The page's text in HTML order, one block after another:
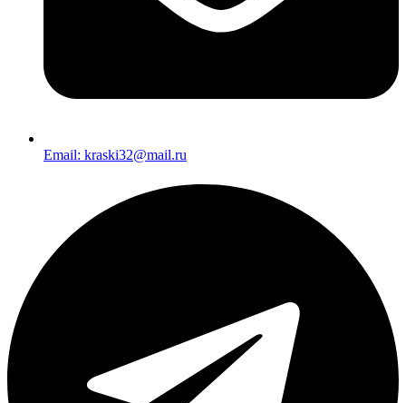
Email: kraski32@mail.ru